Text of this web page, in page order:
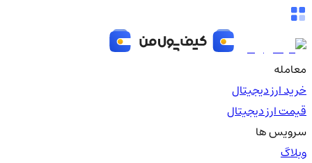
معامله
خرید ارز دیجیتال
قیمت ارز دیجیتال
سرویس ها
وبلاگ